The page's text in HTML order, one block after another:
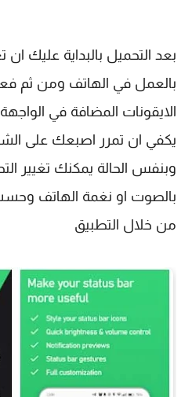
بعد التحميل بالبداية عليك
بالعمل في الهاتف ومن ثم
الايقونات المضافة في
يكفي ان تمرر اصبعك على
وبنفس الحالة يمكنك تغيير
بالصوت او نغمة الهاتف
من خلال التطبيق